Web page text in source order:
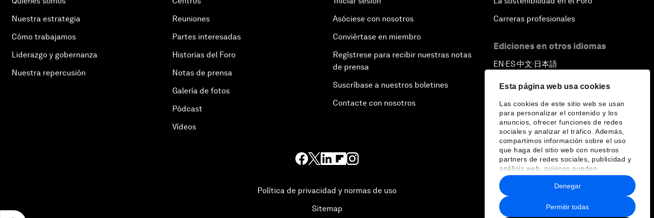
Esta página web usa cookies
Las cookies de este sitio web se usan
para personalizar el contenido y los
anuncios, ofrecer funciones de redes
sociales y analizar el tráfico. Además,
compartimos información sobre el uso
que haga del sitio web con nuestros
partners de redes sociales, publicidad y
análisis web, quienes pueden
combinarla con otra información que les
haya proporcionado o que hayan
recopilado a partir del uso que haya
hecho de sus servicios.
Permitir todas
Denegar
Nuestra estrategia
Cómo trabajamos
Liderazgo y gobernanza
Nuestra repercusión
Reuniones
Partes interesadas
Historias del Foro
Notas de prensa
Galería de fotos
Pódcast
Vídeos
Asóciese con nosotros
Conviértase en miembro
Regístrese para recibir nuestras notas
de prensa
Suscríbase a nuestros boletines
Contacte con nosotros
Carreras profesionales
Ediciones en otros idiomas
EN ▪ES▪中文▪ 日本語
Política de privacidad y normas de uso
Sitemap